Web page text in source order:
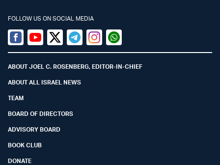
FOLLOW US ON SOCIAL MEDIA
Facebook
YoutubeTwitter (X)
TelegramInstagramWhatsapp
ABOUT JOEL C. ROSENBERG, EDITOR-IN-CHIEF
ABOUT ALL ISRAEL NEWS
TEAM
BOARD OF DIRECTORS
ADVISORY BOARD
BOOK CLUB
DONATE